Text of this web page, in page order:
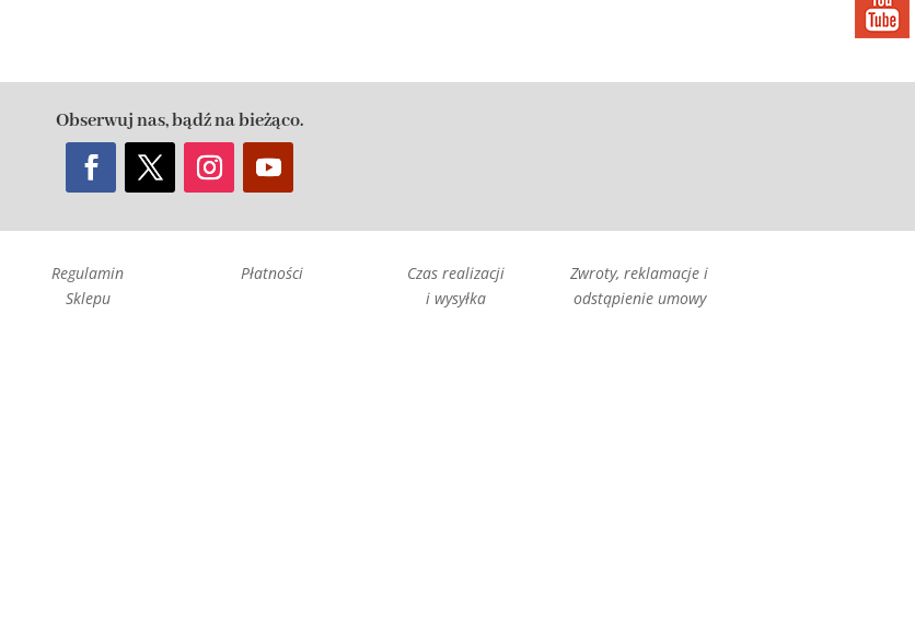
Obserwuj nas, bądź na bieżąco.
Regulamin
Sklepu
Płatności
Czas realizacji
i wysyłka
Zwroty, reklamacje i
odstąpienie umowy